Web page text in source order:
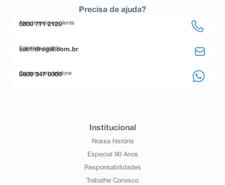
Precisa de ajuda?
Atendimento ao cliente
0800 771 2120
Entre em contato
sac@drogal.com.br
Compre pelo telefone
0800 347 0000
Institucional
Nossa história
Especial 90 Anos
Responsabilidades
Trabalhe Conosco